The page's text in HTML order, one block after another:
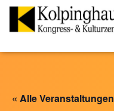
« Alle Veranstaltungen